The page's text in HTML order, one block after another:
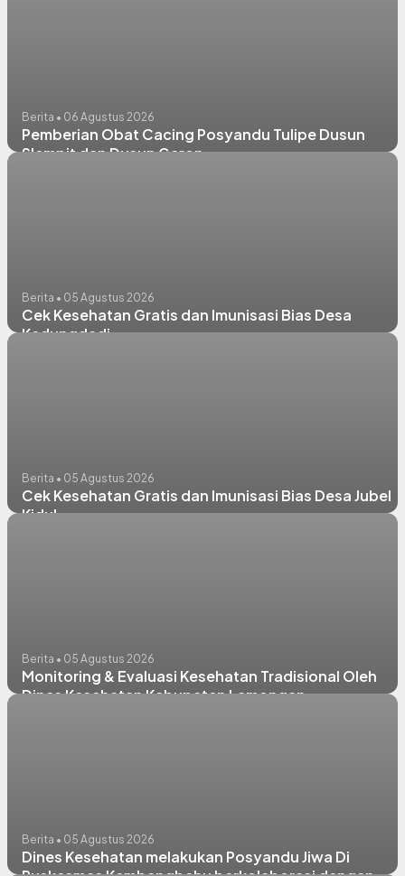
Berita • 06 Agustus 2026
Pemberian Obat Cacing Posyandu Tulipe Dusun
Slempit dan Dusun Garon
Berita • 05 Agustus 2026
Cek Kesehatan Gratis dan Imunisasi Bias Desa
Kedungdadi
Berita • 05 Agustus 2026
Cek Kesehatan Gratis dan Imunisasi Bias Desa Jubel
Kidul
Berita • 05 Agustus 2026
Monitoring & Evaluasi Kesehatan Tradisional Oleh
Dinas Kesehatan Kabupaten Lamongan
Berita • 05 Agustus 2026
Dines Kesehatan melakukan Posyandu Jiwa Di